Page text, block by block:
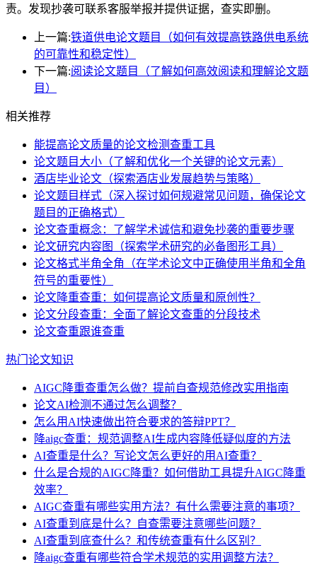
责。发现抄袭可联系客服举报并提供证据，查实即删。
上一篇:铁道供电论文题目（如何有效提高铁路供电系统
的可靠性和稳定性）
下一篇:阅读论文题目（了解如何高效阅读和理解论文题
目）
相关推荐
能提高论文质量的论文检测查重工具
论文题目大小（了解和优化一个关键的论文元素）
酒店毕业论文（探索酒店业发展趋势与策略）
论文题目样式（深入探讨如何规避常见问题，确保论文
题目的正确格式）
论文查重概念：了解学术诚信和避免抄袭的重要步骤
论文研究内容图（探索学术研究的必备图形工具）
论文格式半角全角（在学术论文中正确使用半角和全角
符号的重要性）
论文降重查重：如何提高论文质量和原创性？
论文分段查重：全面了解论文查重的分段技术
论文查重跟谁查重
热门论文知识
AIGC降重查重怎么做？提前自查规范修改实用指南
论文AI检测不通过怎么调整？
怎么用AI快速做出符合要求的答辩PPT？
降aigc查重：规范调整AI生成内容降低疑似度的方法
AI查重是什么？写论文怎么更好的用AI查重？
什么是合规的AIGC降重？如何借助工具提升AIGC降重
效率？
AIGC查重有哪些实用方法？有什么需要注意的事项？
AI查重到底是什么？自查需要注意哪些问题？
AI查重到底查什么？和传统查重有什么区别？
降aigc查重有哪些符合学术规范的实用调整方法？